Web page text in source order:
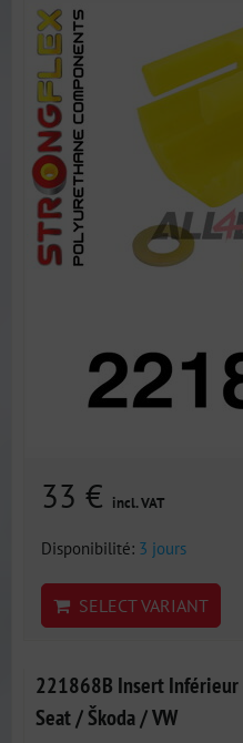
33 € incl. VAT
Disponibilité: 3 jours
SELECT VARIANT
221868B Insert
Seat / Škoda / VW